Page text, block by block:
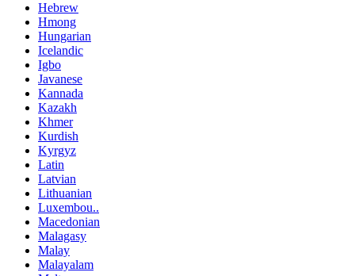
Hebrew
Hmong
Hungarian
Icelandic
Igbo
Javanese
Kannada
Kazakh
Khmer
Kurdish
Kyrgyz
Latin
Latvian
Lithuanian
Luxembou..
Macedonian
Malagasy
Malay
Malayalam